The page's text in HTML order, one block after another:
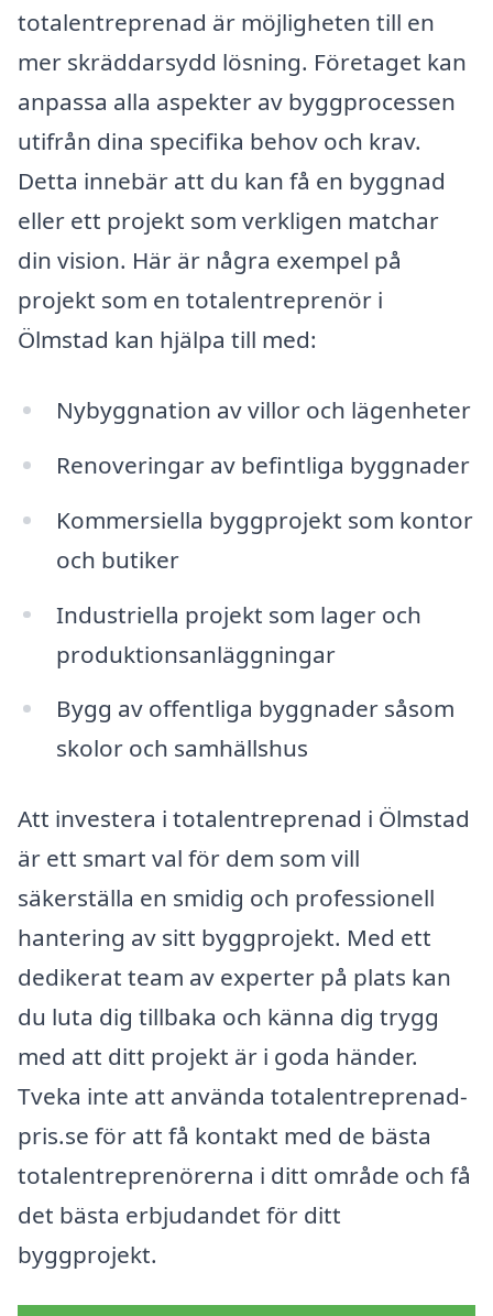
totalentreprenad är möjligheten till en
mer skräddarsydd lösning. Företaget kan
anpassa alla aspekter av byggprocessen
utifrån dina specifika behov och krav.
Detta innebär att du kan få en byggnad
eller ett projekt som verkligen matchar
din vision. Här är några exempel på
projekt som en totalentreprenör i
Ölmstad kan hjälpa till med:
Nybyggnation av villor och lägenheter
Renoveringar av befintliga byggnader
Kommersiella byggprojekt som kontor
och butiker
Industriella projekt som lager och
produktionsanläggningar
Bygg av offentliga byggnader såsom
skolor och samhällshus
Att investera i totalentreprenad i Ölmstad
är ett smart val för dem som vill
säkerställa en smidig och professionell
hantering av sitt byggprojekt. Med ett
dedikerat team av experter på plats kan
du luta dig tillbaka och känna dig trygg
med att ditt projekt är i goda händer.
Tveka inte att använda totalentreprenad-
pris.se för att få kontakt med de bästa
totalentreprenörerna i ditt område och få
det bästa erbjudandet för ditt
byggprojekt.